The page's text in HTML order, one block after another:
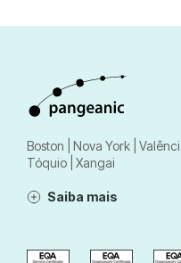
Boston | Nova York |
Tóquio | Xangai
Saiba mais